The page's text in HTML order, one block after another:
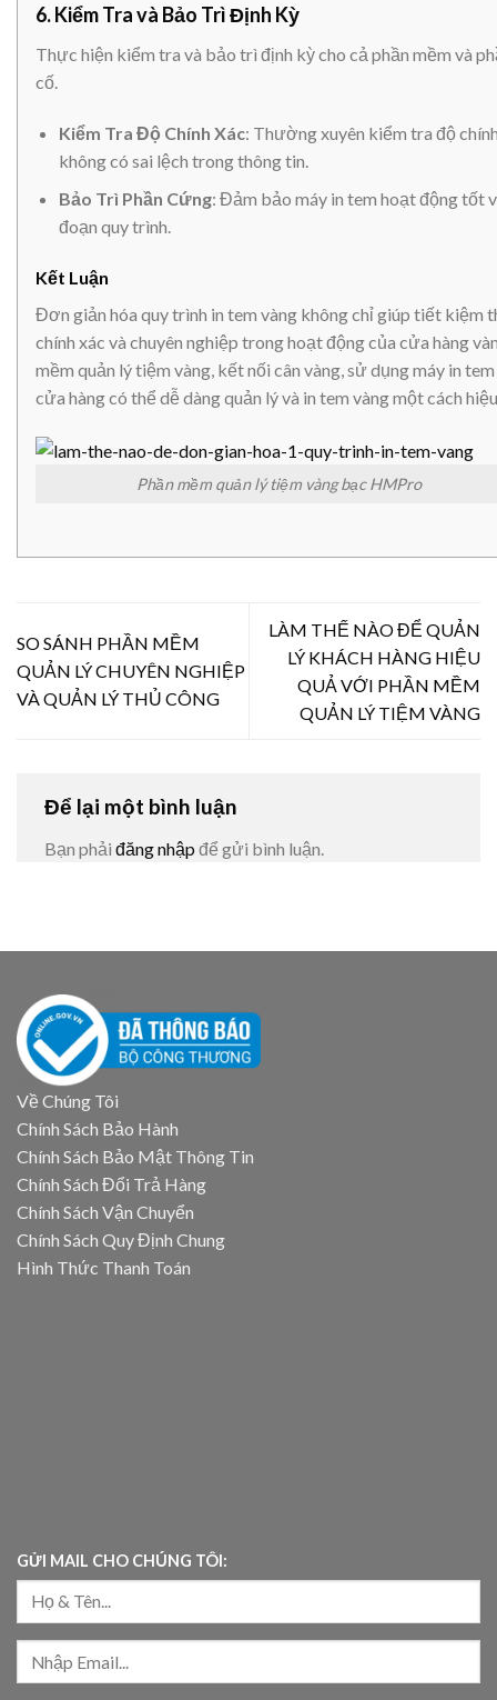
6.Kiểm Tra và Bảo Trì Định Kỳ
Thực hiện kiểm tra và bảo trì định kỳ cho cả phần mềm và
cố.
Kiểm Tra Độ Chính Xác: Thường xuyên kiểm tra độ
không có sai lệch trong thông tin.
Bảo Trì Phần Cứng: Đảm bảo máy in tem hoạt động tốt
đoạn quy trình.
Kết Luận
Đơn giản hóa quy trình in tem vàng không chỉ giúp tiết kiệm
chính xác và chuyên nghiệp trong hoạt động của cửa hàng
mềm quản lý tiệm vàng, kết nối cân vàng, sử dụng máy in
cửa hàng có thể dễ dàng quản lý và in tem vàng một cách
Phần mềm quản lý tiệm vàng bạc HMPro
SO SÁNH PHẦN MỀM
QUẢN LÝ CHUYÊN NGHIỆP
VÀ QUẢN LÝ THỦ CÔNG
LÀM THẾ NÀO ĐỂ QUẢN
LÝ KHÁCH HÀNG HIỆU
QUẢ VỚI PHẦN MỀM
QUẢN LÝ TIỆM VÀNG
Để lại một bình luận
Bạn phải đăng nhập để gửi bình luận.
Về Chúng Tôi
Chính Sách Bảo Hành
Chính Sách Bảo Mật Thông Tin
Chính Sách Đổi Trả Hàng
Chính Sách Vận Chuyển
Chính Sách Quy Định Chung
Hình Thức Thanh Toán
GỬI MAIL CHO CHÚNG TÔI: